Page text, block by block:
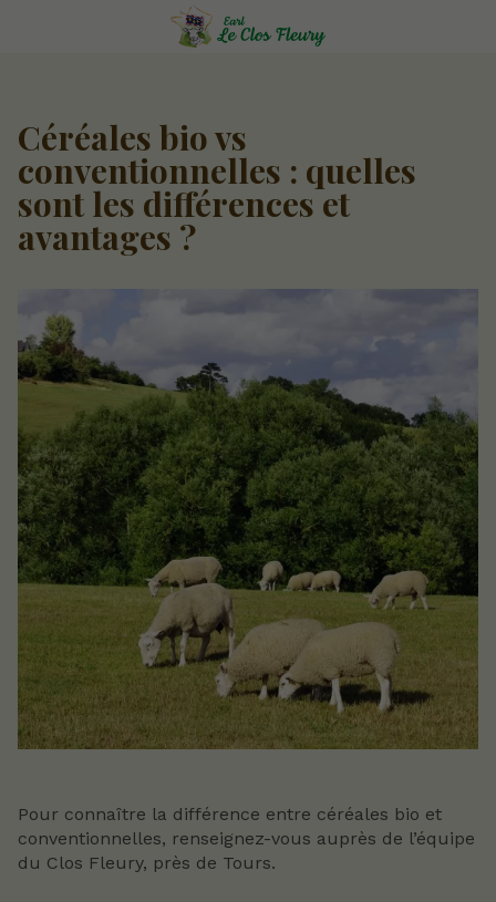
Céréales bio vs
conventionnelles : quelles
sont les différences et
avantages ?
Pour connaître la différence entre céréales bio et
conventionnelles, renseignez-vous auprès de l’équipe
du Clos Fleury, près de Tours.